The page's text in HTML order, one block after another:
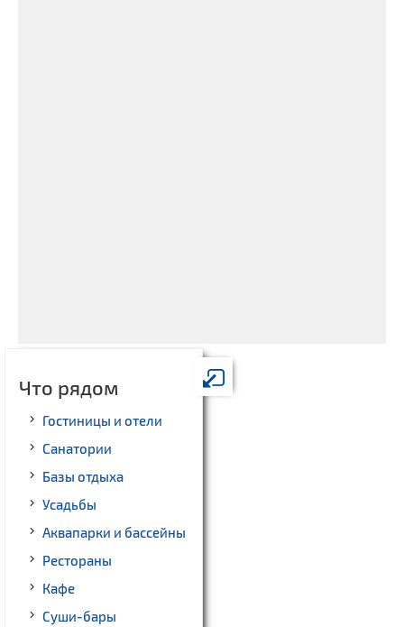
Что рядом
Гостиницы и отели
Санатории
Базы отдыха
Усадьбы
Аквапарки и бассейны
Рестораны
Кафе
Суши-бары